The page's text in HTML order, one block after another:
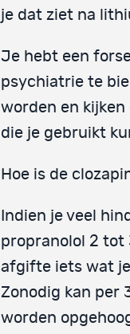
je dat ziet na
Je hebt een
psychiatrie te
worden en
die je gebruikt
Hoe is de
Indien je veel
propranolol 2 tot
afgifte iets wat
Zonodig kan per
worden